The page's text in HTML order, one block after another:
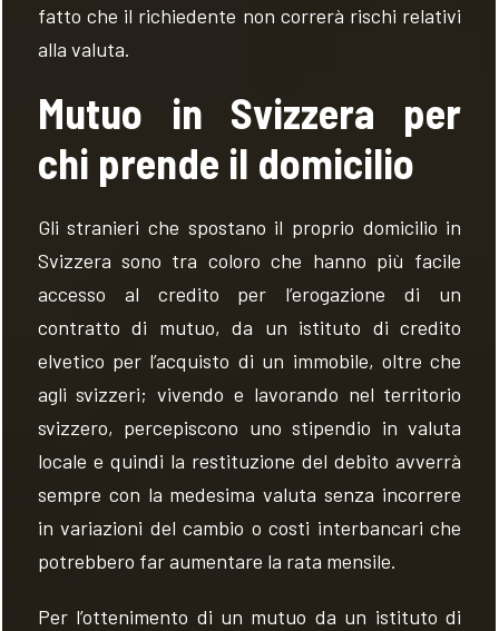
fatto che il richiedente non correrà rischi relativi
alla valuta.
Mutuo in Svizzera per
chi prende il domicilio
Gli stranieri che spostano il proprio domicilio in
Svizzera sono tra coloro che hanno più facile
accesso al credito per l’erogazione di un
contratto di mutuo, da un istituto di credito
elvetico per l’acquisto di un immobile, oltre che
agli svizzeri; vivendo e lavorando nel territorio
svizzero, percepiscono uno stipendio in valuta
locale e quindi la restituzione del debito avverrà
sempre con la medesima valuta senza incorrere
in variazioni del cambio o costi interbancari che
potrebbero far aumentare la rata mensile.
Per l’ottenimento di un mutuo da un istituto di